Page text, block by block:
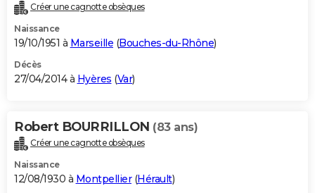
Créer une cagnotte obsèques
Naissance
19/10/1951 à Marseille (Bouches-du-Rhône)
Décès
27/04/2014 à Hyères (Var)
Robert BOURRILLON (83 ans)
Créer une cagnotte obsèques
Naissance
12/08/1930 à Montpellier(Hérault)